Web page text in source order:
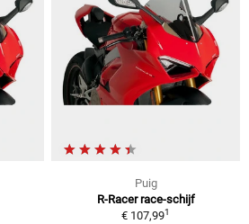
Puig
R-Racer race-schijf
€ 107,991